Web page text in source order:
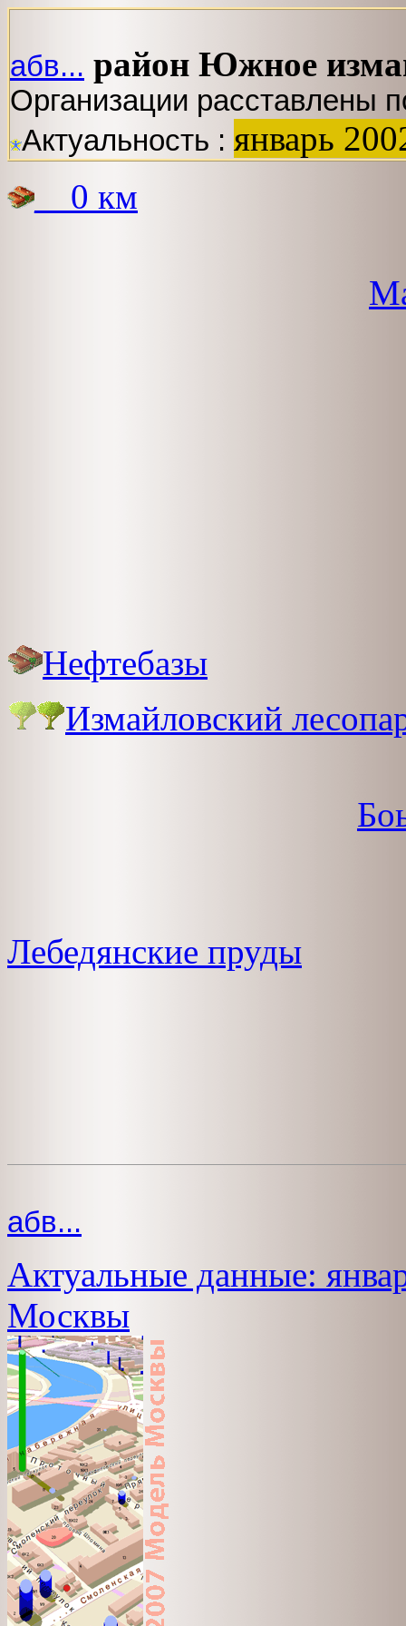
абв... район Южное
Организации расставлены
Актуальность : январь
__0 км
Нефтебазы
Измайловский
Лебедянские пруды
абв...
Актуальные данные:
Москвы